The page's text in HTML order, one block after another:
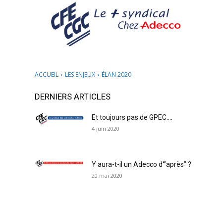
ACCUEIL LES ENJEUX ÉLAN 2020
DERNIERS ARTICLES
Et toujours pas de GPEC….
4 juin 2020
Y aura-t-il un Adecco d'”après” ?
20 mai 2020